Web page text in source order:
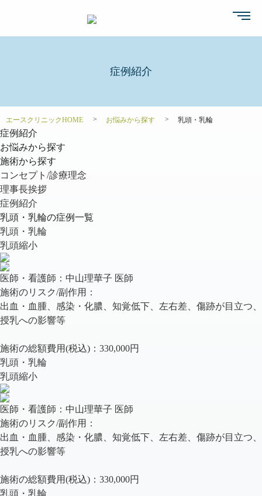
症例紹介
エースクリニックHOME お悩みから探す 乳頭・乳輪
症例紹介
お悩みから探す
施術から探す
コンセプト/診療理念
理事長挨拶
症例紹介
乳頭・乳輪の症例一覧
乳頭・乳輪
乳頭縮小
医師・看護師： 中山理華子 医師
施術のリスク/副作用：
出血・血腫、感染・化膿、知覚低下、左右差、傷跡が目立つ、
授乳への影響等
施術の総額費用(税込)： 330,000円
乳頭・乳輪
乳頭縮小
医師・看護師： 中山理華子 医師
施術のリスク/副作用：
出血・血腫、感染・化膿、知覚低下、左右差、傷跡が目立つ、
授乳への影響等
施術の総額費用(税込)： 330,000円
乳頭・乳輪